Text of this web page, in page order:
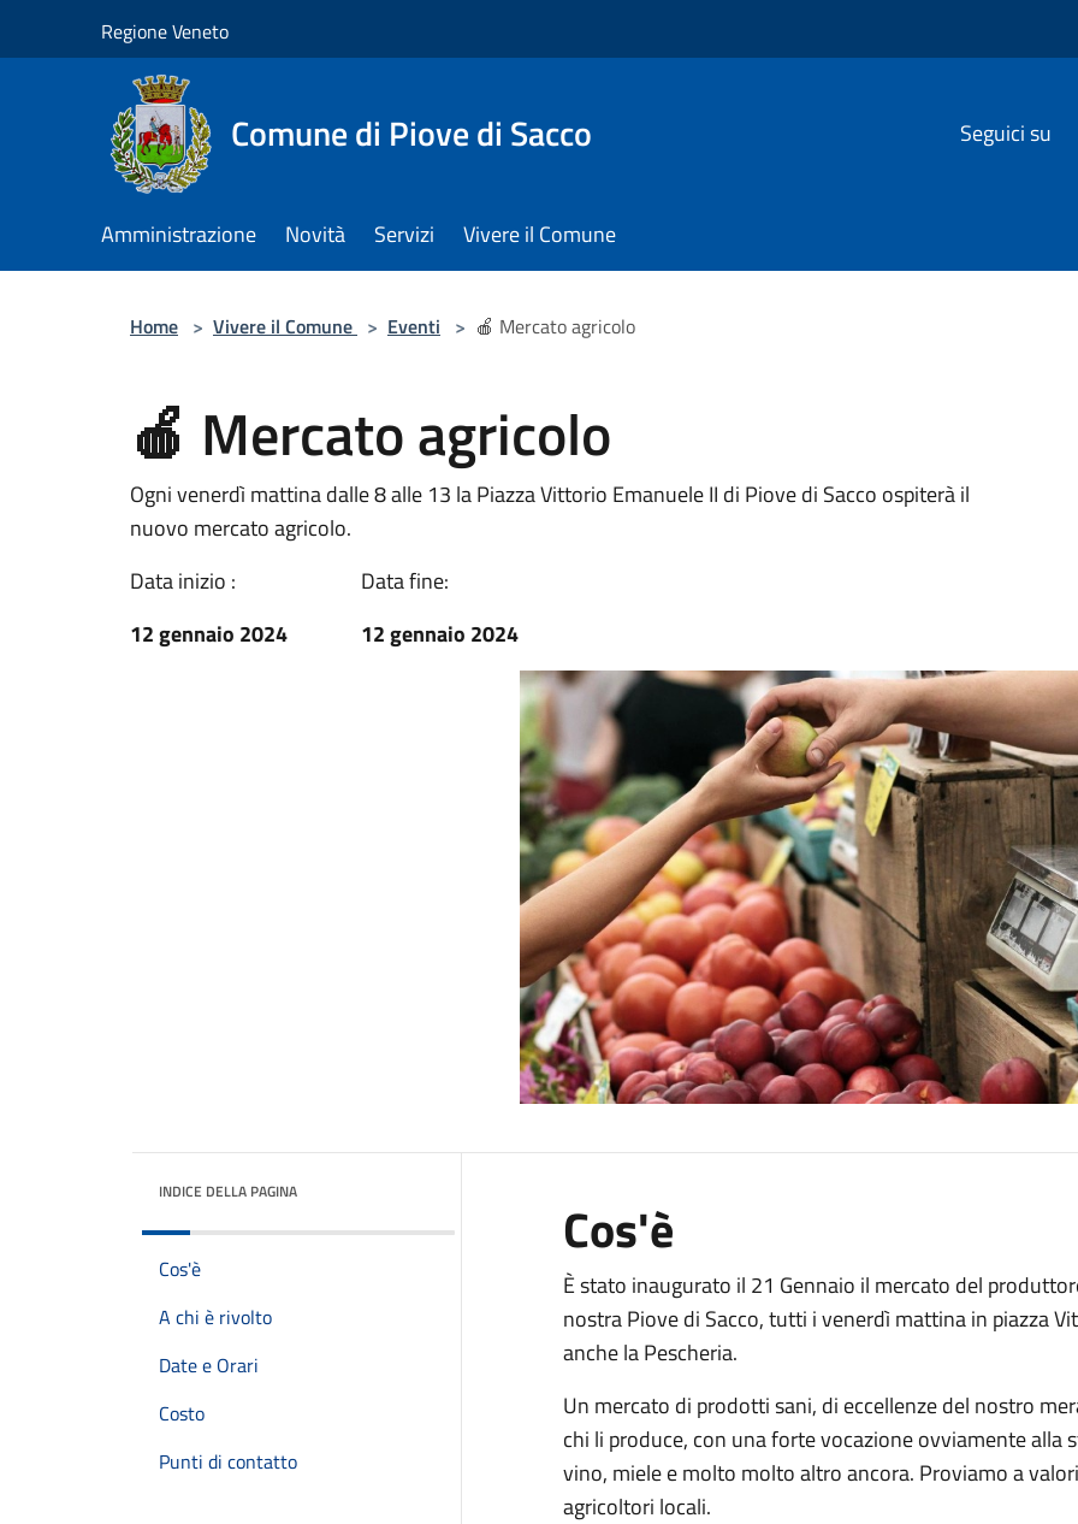
Regione Veneto
Comune di Piove di Sacco Seguici su
Amministrazione Novità Servizi Vivere il Comune
Home > Vivere il Comune > Eventi > 🍎 Mercato agricolo
🍎 Mercato agricolo
Ogni venerdì mattina dalle 8 alle 13 la Piazza Vittorio Emanuele II di Piove di Sacco ospiterà il
nuovo mercato agricolo.
Data inizio :
12 gennaio 2024
Data fine:
12 gennaio 2024
INDICE DELLA PAGINA
Cos'è
A chi è rivolto
Date e Orari
Costo
Punti di contatto
Cos'è
È stato inaugurato il 21 Gennaio il mercato del
nostra Piove di Sacco, tutti i venerdì mattina in piazza
anche la Pescheria.
Un mercato di prodotti sani, di eccellenze del nostro
chi li produce, con una forte vocazione ovviamente alla
vino, miele e molto molto altro ancora. Proviamo a
agricoltori locali.